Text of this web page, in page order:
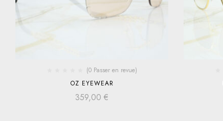
(0 Passer en revue)
OZ EYEWEAR
359,00 €